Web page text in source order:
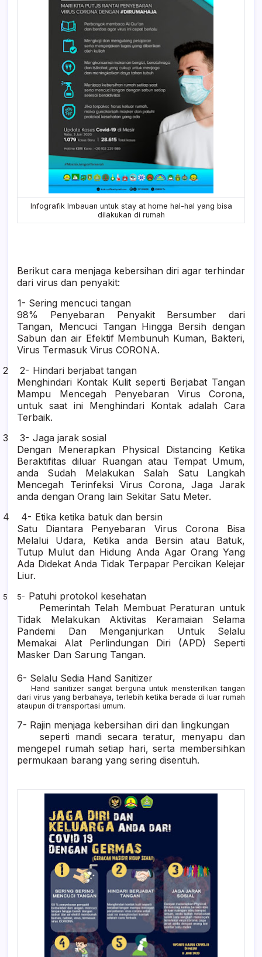
Infografik Imbauan untuk stay at home hal-hal yang bisa
dilakukan di rumah
Berikut cara menjaga kebersihan diri agar terhindar
dari virus dan penyakit:
1- Sering mencuci tangan
98% Penyebaran Penyakit Bersumber dari
Tangan, Mencuci Tangan Hingga Bersih dengan
Sabun dan air Efektif Membunuh Kuman, Bakteri,
Virus Termasuk Virus CORONA.
2 2- Hindari berjabat tangan
Menghindari Kontak Kulit seperti Berjabat Tangan
Mampu Mencegah Penyebaran Virus Corona,
untuk saat ini Menghindari Kontak adalah Cara
Terbaik.
3 3- Jaga jarak sosial
Dengan Menerapkan Physical Distancing Ketika
Beraktifitas diluar Ruangan atau Tempat Umum,
anda Sudah Melakukan Salah Satu Langkah
Mencegah Terinfeksi Virus Corona, Jaga Jarak
anda dengan Orang lain Sekitar Satu Meter.
4 4- Etika ketika batuk dan bersin
Satu Diantara Penyebaran Virus Corona Bisa
Melalui Udara, Ketika anda Bersin atau Batuk,
Tutup Mulut dan Hidung Anda Agar Orang Yang
Ada Didekat Anda Tidak Terpapar Percikan Kelejar
Liur.
5 5- Patuhi protokol kesehatan
Pemerintah Telah Membuat Peraturan untuk
Tidak Melakukan Aktivitas Keramaian Selama
Pandemi Dan Menganjurkan Untuk Selalu
Memakai Alat Perlindungan Diri (APD) Seperti
Masker Dan Sarung Tangan.
6- Selalu Sedia Hand Sanitizer
Hand sanitizer sangat berguna untuk mensterilkan tangan
dari virus yang berbahaya, terlebih ketika berada di luar rumah
ataupun di transportasi umum.
7- Rajin menjaga kebersihan diri dan lingkungan
seperti mandi secara teratur, menyapu dan
mengepel rumah setiap hari, serta membersihkan
permukaan barang yang sering disentuh.